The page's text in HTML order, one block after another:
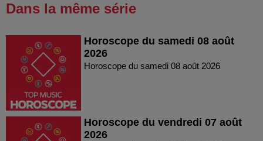
Dans la même série
Horoscope du samedi 08 août
2026
Horoscope du samedi 08 août 2026
Horoscope du vendredi 07 août
2026